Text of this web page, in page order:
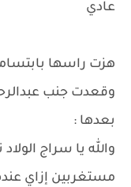
عادي
هزت راسها
وقعدت جنب
بعدها :
والله يا سراج
مستغربين إزاي